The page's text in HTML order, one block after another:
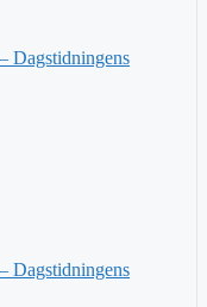
Dagstidningens
Dagstidningens